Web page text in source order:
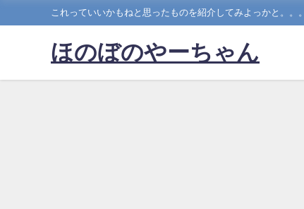
これっていいかもねと思ったものを紹介してみよっかと。。。
ほのぼのやーちゃん